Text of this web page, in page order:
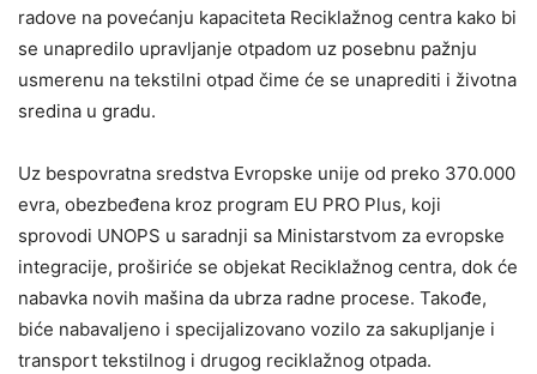
radove na povećanju kapaciteta Reciklažnog centra kako bi
se unapredilo upravljanje otpadom uz posebnu pažnju
usmerenu na tekstilni otpad čime će se unaprediti i životna
sredina u gradu.
Uz bespovratna sredstva Evropske unije od preko 370.000
evra, obezbeđena kroz program EU PRO Plus, koji
sprovodi UNOPS u saradnji sa Ministarstvom za evropske
integracije, proširiće se objekat Reciklažnog centra, dok će
nabavka novih mašina da ubrza radne procese. Takođe,
biće nabavaljeno i specijalizovano vozilo za sakupljanje i
transport tekstilnog i drugog reciklažnog otpada.